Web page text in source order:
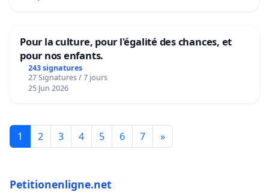
Pour la culture, pour l'égalité des chances, et
pour nos enfants.
243 signatures
27 Signatures / 7 jours
25 Jun 2026
1 2 3 4 5 6 7 »
Petitionenligne.net